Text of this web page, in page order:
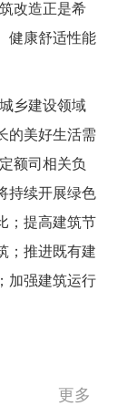
改造正是希
健康舒适性能
乡建设领域
的美好生活需
额司相关负
持续开展绿色
；提高建筑节
；推进既有建
加强建筑运行
更多